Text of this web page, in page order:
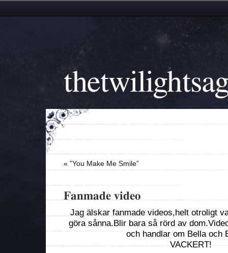
« ”You Make Me Smile”
Fanmade video
Jag älskar fanmade videos,helt otroligt
göra sånna.Blir bara så rörd av
och handlar om Bella och
VACKERT!